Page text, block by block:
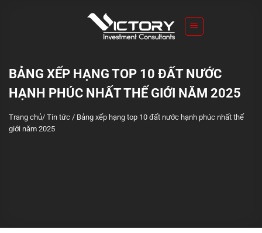
BẢNG XẾP HẠNG TOP 10 ĐẤT NƯỚC
HẠNH PHÚC NHẤT THẾ GIỚI NĂM 2025
Trang chủ/ Tin tức / Bảng xếp hạng top 10 đất nước hạnh phúc nhất thế
giới năm 2025